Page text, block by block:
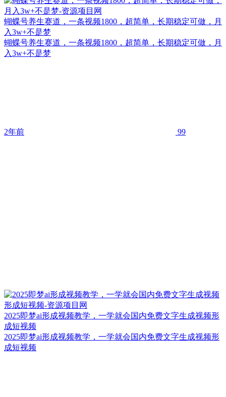
蝴蝶号养生赛道，一条视频1800，超简单，长期稳定可做，月
入3w+不是梦
蝴蝶号养生赛道，一条视频1800，超简单，长期稳定可做，月
入3w+不是梦
2年前 99
2025即梦ai形成视频教学，一学就会国内免费文字生成视频形
成短视频
2025即梦ai形成视频教学，一学就会国内免费文字生成视频形
成短视频